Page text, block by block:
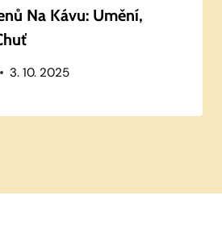
Na Kávu: Umění,
3. 10. 2025